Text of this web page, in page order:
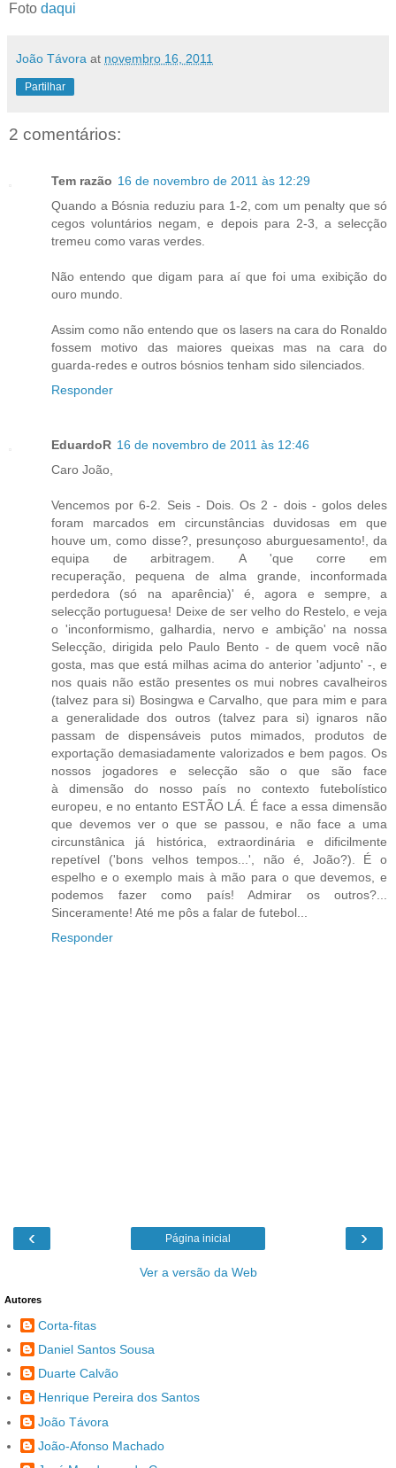
Foto daqui
João Távora at novembro 16, 2011
Partilhar
2 comentários:
Tem razão 16 de novembro de 2011 às 12:29
Quando a Bósnia reduziu para 1-2, com um penalty que só
cegos voluntários negam, e depois para 2-3, a selecção
tremeu como varas verdes.
Não entendo que digam para aí que foi uma exibição do
ouro mundo.
Assim como não entendo que os lasers na cara do Ronaldo
fossem motivo das maiores queixas mas na cara do
guarda-redes e outros bósnios tenham sido silenciados.
Responder
EduardoR 16 de novembro de 2011 às 12:46
Caro João,
Vencemos por 6-2. Seis - Dois. Os 2 - dois - golos deles
foram marcados em circunstâncias duvidosas em que
houve um, como disse?, presunçoso aburguesamento!, da
equipa de arbitragem. A 'que corre em
recuperação, pequena de alma grande, inconformada
perdedora (só na aparência)' é, agora e sempre, a
selecção portuguesa! Deixe de ser velho do Restelo, e veja
o 'inconformismo, galhardia, nervo e ambição' na nossa
Selecção, dirigida pelo Paulo Bento - de quem você não
gosta, mas que está milhas acima do anterior 'adjunto' -, e
nos quais não estão presentes os mui nobres cavalheiros
(talvez para si) Bosingwa e Carvalho, que para mim e para
a generalidade dos outros (talvez para si) ignaros não
passam de dispensáveis putos mimados, produtos de
exportação demasiadamente valorizados e bem pagos. Os
nossos jogadores e selecção são o que são face
à dimensão do nosso país no contexto futebolístico
europeu, e no entanto ESTÃO LÁ. É face a essa dimensão
que devemos ver o que se passou, e não face a uma
circunstânica já histórica, extraordinária e dificilmente
repetível ('bons velhos tempos...', não é, João?). É o
espelho e o exemplo mais à mão para o que devemos, e
podemos fazer como país! Admirar os outros?...
Sinceramente! Até me pôs a falar de futebol...
Responder
‹ ›
Página inicial
Ver a versão da Web
Autores
Corta-fitas
Daniel Santos Sousa
Duarte Calvão
Henrique Pereira dos Santos
João Távora
João-Afonso Machado